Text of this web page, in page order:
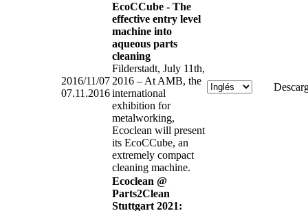
2016/11/07
07.11.2016
EcoCCube - The
effective entry level
machine into
aqueous parts
cleaning
Filderstadt, July 11th,
2016 – At AMB, the
international
exhibition for
metalworking,
Ecoclean will present
its EcoCCube, an
extremely compact
cleaning machine.
Ecoclean @
Parts2Clean
Stuttgart 2021: